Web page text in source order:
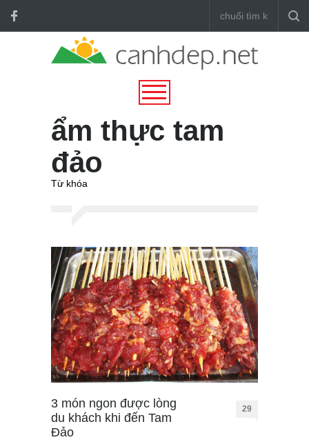
ẩm thực tam
đảo
Từ khóa
3 món ngon được lòng
du khách khi đến Tam
Đảo
29